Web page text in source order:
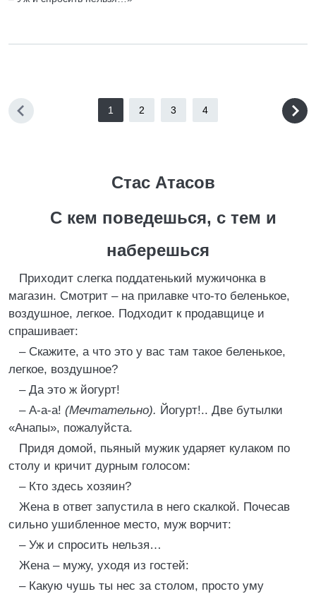
1 2 3 4
Стас Атасов
С кем поведешься, с тем и
наберешься
Приходит слегка поддатенький мужичонка в
магазин. Смотрит – на прилавке что-то беленькое,
воздушное, легкое. Подходит к продавщице и
спрашивает:
– Скажите, а что это у вас там такое беленькое,
легкое, воздушное?
– Да это ж йогурт!
– А-а-а! (Мечтательно). Йогурт!.. Две бутылки
«Анапы», пожалуйста.
Придя домой, пьяный мужик ударяет кулаком по
столу и кричит дурным голосом:
– Кто здесь хозяин?
Жена в ответ запустила в него скалкой. Почесав
сильно ушибленное место, муж ворчит:
– Уж и спросить нельзя…
Жена – мужу, уходя из гостей:
– Какую чушь ты нес за столом, просто уму